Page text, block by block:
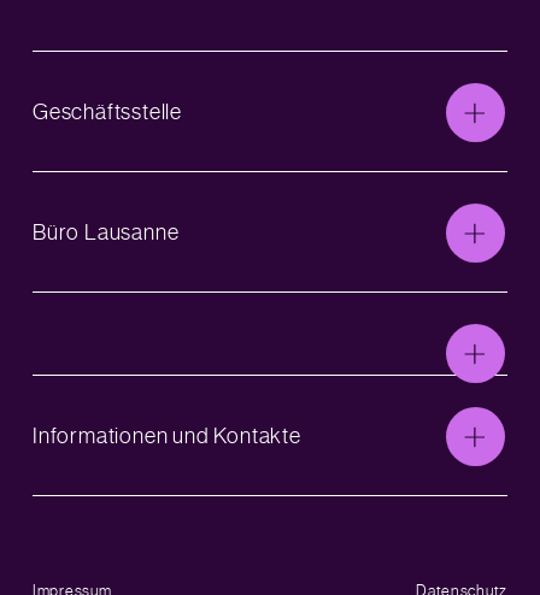
Geschäftsstelle
Büro Lausanne
Informationen und Kontakte
Impressum Datenschutz